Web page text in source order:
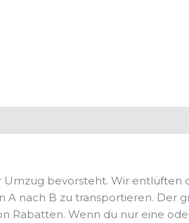
bevorsteht. Wir entlüften
nach B zu transportieren. Der
Rabatten. Wenn du nur eine